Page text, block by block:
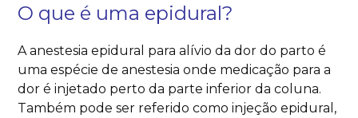
O que é uma epidural?
A anestesia epidural para alívio da dor do parto é
uma espécie de anestesia onde medicação para a
dor é injetado perto da parte inferior da coluna.
Também pode ser referido como injeção epidural,